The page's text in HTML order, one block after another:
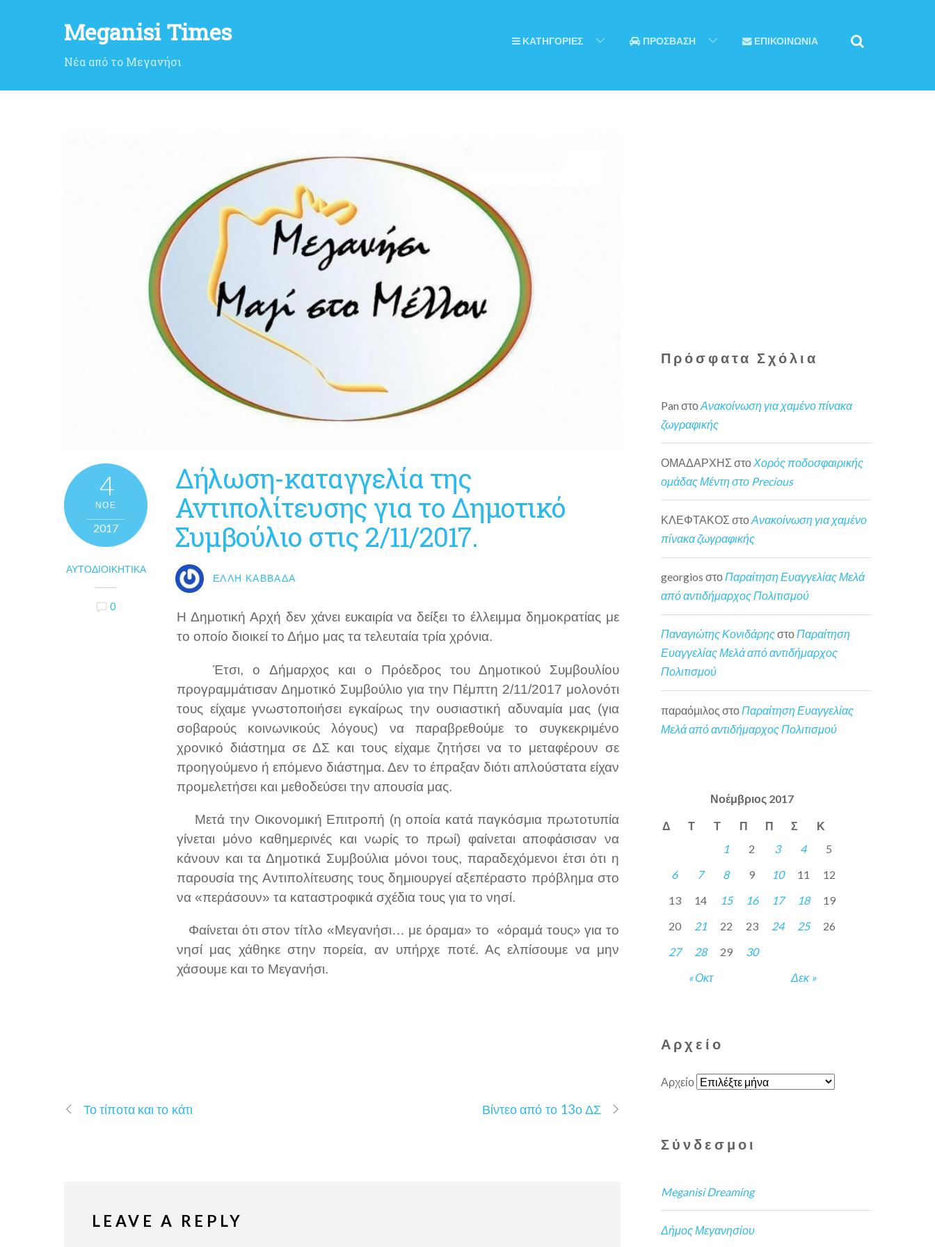
Meganisi Times
Νέα από το Μεγανήσι
ΚΑΤΗΓΟΡΙΕΣ ΠΡΟΣΒΑΣΗ ΕΠΙΚΟΙΝΩΝΙΑ
4
ΝΟΈ
2017
ΑΥΤΟΔΙΟΙΚΗΤΙΚΆ
0
Δήλωση-καταγγελία της
Αντιπολίτευσης για το Δημοτικό
Συμβούλιο στις 2/11/2017.
ΈΛΛΗ ΚΑΒΒΑΔΆ
Η Δημοτική Αρχή δεν χάνει ευκαιρία να δείξει το έλλειμμα δημοκρατίας με
το οποίο διοικεί το Δήμο μας τα τελευταία τρία χρόνια.
Έτσι, ο Δήμαρχος και ο Πρόεδρος του Δημοτικού Συμβουλίου
προγραμμάτισαν Δημοτικό Συμβούλιο για την Πέμπτη 2/11/2017 μολονότι
τους είχαμε γνωστοποιήσει εγκαίρως την ουσιαστική αδυναμία μας (για
σοβαρούς κοινωνικούς λόγους) να παραβρεθούμε το συγκεκριμένο
χρονικό διάστημα σε ΔΣ και τους είχαμε ζητήσει να το μεταφέρουν σε
προηγούμενο ή επόμενο διάστημα. Δεν το έπραξαν διότι απλούστατα είχαν
προμελετήσει και μεθοδεύσει την απουσία μας.
Μετά την Οικονομική Επιτροπή (η οποία κατά παγκόσμια πρωτοτυπία
γίνεται μόνο καθημερινές και νωρίς το πρωί) φαίνεται αποφάσισαν να
κάνουν και τα Δημοτικά Συμβούλια μόνοι τους, παραδεχόμενοι έτσι ότι η
παρουσία της Αντιπολίτευσης τους δημιουργεί αξεπέραστο πρόβλημα στο
να «περάσουν» τα καταστροφικά σχέδια τους για το νησί.
Φαίνεται ότι στον τίτλο «Μεγανήσι… με όραμα» το «όραμά τους» για το
νησί μας χάθηκε στην πορεία, αν υπήρχε ποτέ. Ας ελπίσουμε να μην
χάσουμε και το Μεγανήσι.
Το τίποτα και το κάτι Βίντεο από το 13ο ΔΣ
LEAVE A REPLY
Πρόσφατα Σχόλια
Pan στοΑνακοίνωση για χαμένο πίνακα
ζωγραφικής
ΟΜΑΔΑΡΧΗΣ στο Χορός ποδοσφαιρικής
ομάδας Μέντη στο Precious
ΚΛΕΦΤΑΚΟΣ στοΑνακοίνωση για χαμένο
πίνακα ζωγραφικής
georgios στοΠαραίτηση Ευαγγελίας Μελά
από αντιδήμαρχος Πολιτισμού
Παναγιώτης ΚονιδάρηςστοΠαραίτηση
Ευαγγελίας Μελά από αντιδήμαρχος
Πολιτισμού
παραόμιλος στο Παραίτηση Ευαγγελίας
Μελά από αντιδήμαρχος Πολιτισμού
Νοέμβριος 2017
Δ Τ Τ Π Π Σ Κ
« Οκτ Δεκ »
1 2 3 4
5
6
7 8 9 10 11
12
13
14 15 16 17 18
19
20
21 22 23 24 25
26
27
28 29 30
Αρχείο
Αρχείο
Σύνδεσμοι
Meganisi Dreaming
Δήμος Μεγανησίου